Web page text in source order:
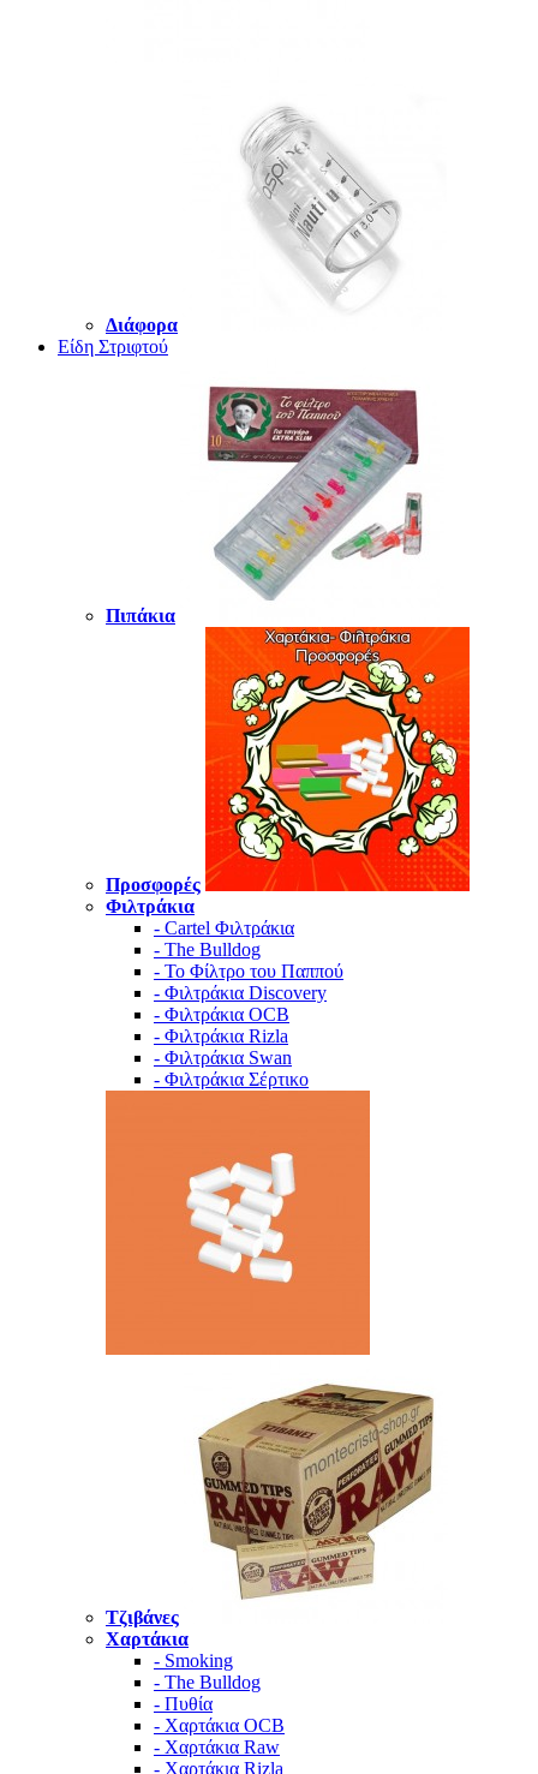
Διάφορα
Είδη Στριφτού
Πιπάκια
Προσφορές
Φιλτράκια
- Cartel Φιλτράκια
- The Bulldog
- Το Φίλτρο του Παππού
- Φιλτράκια Discovery
- Φιλτράκια OCB
- Φιλτράκια Rizla
- Φιλτράκια Swan
- Φιλτράκια Σέρτικο
Τζιβάνες
Χαρτάκια
- Smoking
- The Bulldog
- Πυθία
- Χαρτάκια OCB
- Χαρτάκια Raw
- Χαρτάκια Rizla